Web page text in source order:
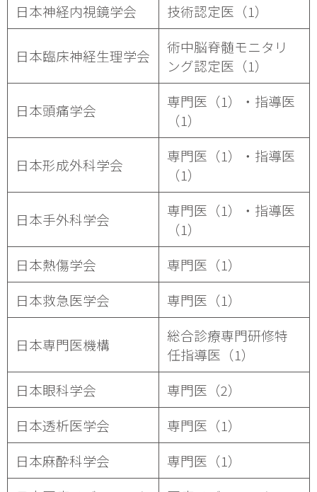
日本神経内視鏡学会
技術認定医（1）
日本臨床神経生理学会
術中脳脊髄モニタリ
ング認定医（1）
日本頭痛学会
専門医（1）・指導医
（1）
日本形成外科学会
専門医（1）・指導医
（1）
日本手外科学会
専門医（1）・指導医
（1）
日本熱傷学会
専門医（1）
日本救急医学会
専門医（1）
日本専門医機構
総合診療専門研修特
任指導医（1）
日本眼科学会
専門医（2）
日本透析医学会
専門医（1）
日本麻酔科学会
専門医（1）